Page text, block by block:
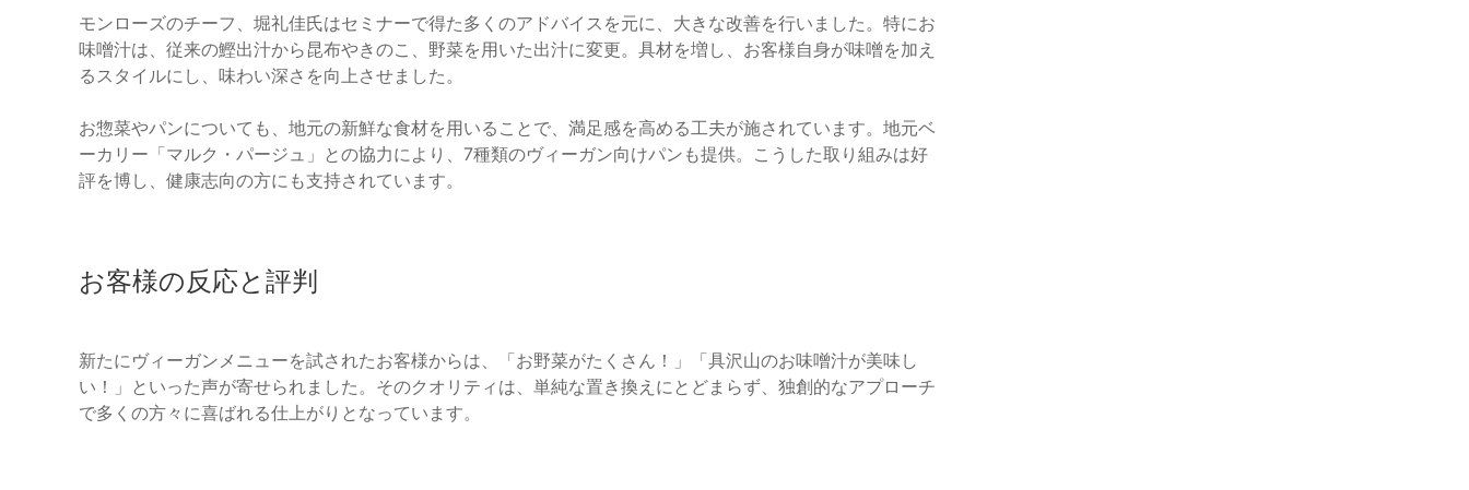
モンローズのチーフ、堀礼佳氏はセミナーで得た多くのアドバイスを元に、大きな改善を行いました。特にお
味噌汁は、従来の鰹出汁から昆布やきのこ、野菜を用いた出汁に変更。具材を増し、お客様自身が味噌を加え
るスタイルにし、味わい深さを向上させました。
お惣菜やパンについても、地元の新鮮な食材を用いることで、満足感を高める工夫が施されています。地元ベ
ーカリー「マルク・パージュ」との協力により、7種類のヴィーガン向けパンも提供。こうした取り組みは好
評を博し、健康志向の方にも支持されています。
お客様の反応と評判
新たにヴィーガンメニューを試されたお客様からは、「お野菜がたくさん！」「具沢山のお味噌汁が美味し
い！」といった声が寄せられました。そのクオリティは、単純な置き換えにとどまらず、独創的なアプローチ
で多くの方々に喜ばれる仕上がりとなっています。